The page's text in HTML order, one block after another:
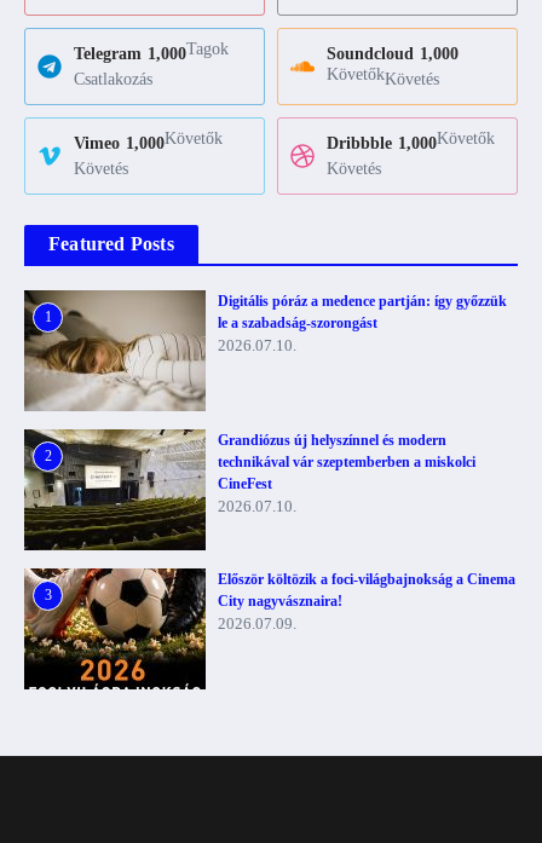
Telegram 1,000Tagok
Csatlakozás
Soundcloud 1,000
KövetőkKövetés
Vimeo 1,000Követők
Követés
Dribbble 1,000Követők
Követés
Featured Posts
1
Digitális póráz a medence partján: így győzzük
le a szabadság-szorongást
2026.07.10.
2
Grandiózus új helyszínnel és modern
technikával vár szeptemberben a miskolci
CineFest
2026.07.10.
3
Először költözik a foci-világbajnokság a Cinema
City nagyvásznaira!
2026.07.09.